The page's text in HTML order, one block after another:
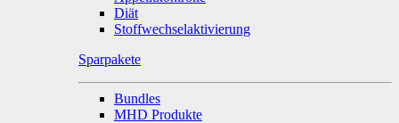
Diät
Stoffwechselaktivierung
Sparpakete
Bundles
MHD Produkte